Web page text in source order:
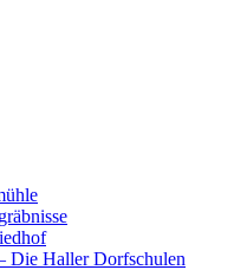
Die Haller Dorfschulen